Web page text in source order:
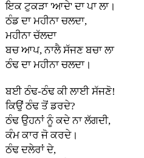
ਇਕ ਟੁਕੜਾ 'ਆਦੇ' ਦਾ ਪਾ ਲਾ।
ਠੰਡ ਦਾ ਮਹੀਨਾ ਚਲਦਾ,
ਮਹੀਨਾ ਚੱਲਦਾ
ਬਚ ਆਪ, ਨਾਲੈ ਸੱਜਣ ਬਚਾ ਲਾ
ਠੰਢ ਦਾ ਮਹੀਨਾ ਚਲਦਾ।
ਬਈ ਠੰਢ-ਠੰਢ ਕੀ ਲਾਈ ਸੱਜਣੋ!
ਕਿਉਂ ਠੰਢ ਤੋਂ ਡਰਦੇ?
ਠੰਢ ਉਹਨਾਂ ਨੂੰ ਕਦੇ ਨਾ ਲੱਗਦੀ,
ਕੰਮ ਕਾਰ ਜੋ ਕਰਦੇ।
ਠੰਢ ਦਲੇਰਾਂ ਦੇ,